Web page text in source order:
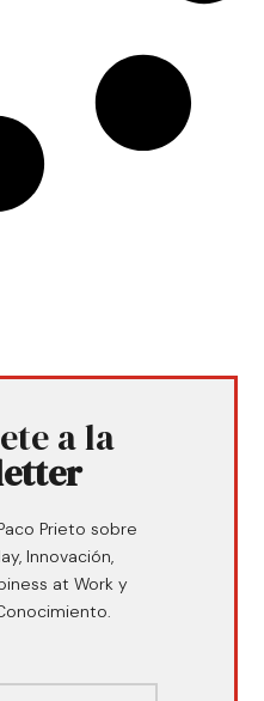
a la
Prieto sobre
Innovación,
at Work y